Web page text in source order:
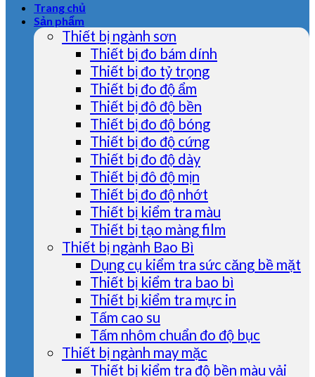
Trang chủ
Sản phẩm
Thiết bị ngành sơn
Thiết bị đo bám dính
Thiết bị đo tỷ trọng
Thiết bị đo độ ẩm
Thiết bị đô độ bền
Thiết bị đo độ bóng
Thiết bị đo độ cứng
Thiết bị đo độ dày
Thiết bị đô độ mịn
Thiết bị đo độ nhớt
Thiết bị kiểm tra màu
Thiết bị tạo màng film
Thiết bị ngành Bao Bì
Dụng cụ kiểm tra sức căng bề mặt
Thiết bị kiểm tra bao bì
Thiết bị kiểm tra mực in
Tấm cao su
Tấm nhôm chuẩn đo độ bục
Thiết bị ngành may mặc
Thiết bị kiểm tra độ bền màu vải